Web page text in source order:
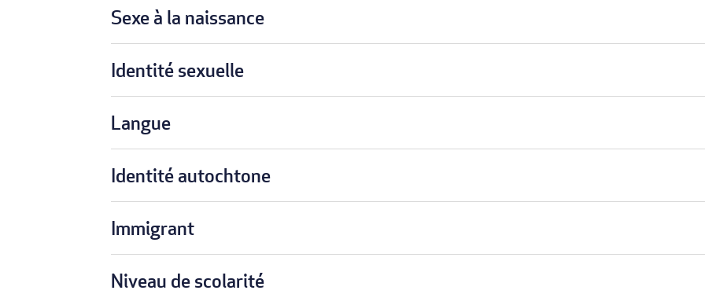
Sexe à la naissance
Identité sexuelle
Langue
Identité autochtone
Immigrant
Niveau de scolarité